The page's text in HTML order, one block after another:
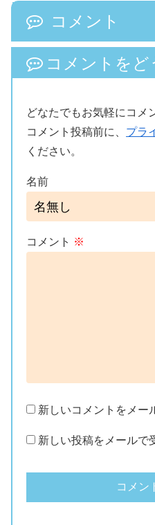
コメント
コメントをど
どなたでもお気軽にコメ
コメント投稿前に、 プラ
ください。
名前
コメント ※
新しいコメントをメー
新しい投稿をメールで